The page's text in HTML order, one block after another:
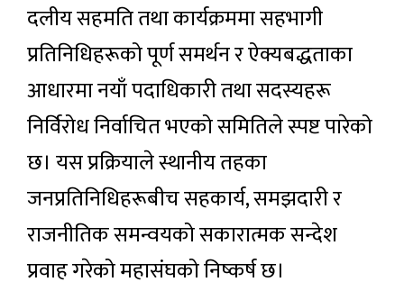
दलीय सहमति तथा कार्यक्रममा सहभागी
प्रतिनिधिहरूको पूर्ण समर्थन र ऐक्यबद्धताका
आधारमा नयाँ पदाधिकारी तथा सदस्यहरू
निर्विरोध निर्वाचित भएको समितिले स्पष्ट पारेको
छ। यस प्रक्रियाले स्थानीय तहका
जनप्रतिनिधिहरूबीच सहकार्य, समझदारी र
राजनीतिक समन्वयको सकारात्मक सन्देश
प्रवाह गरेको महासंघको निष्कर्ष छ।